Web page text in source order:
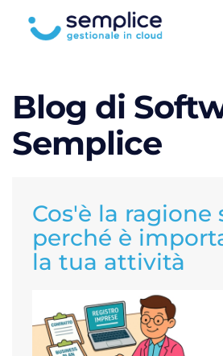
Blog di
Semplice
Cos'è la ragione
perché è
la tua attività